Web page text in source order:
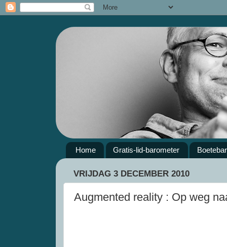
Home Gratis-lid-barometer
VRIJDAG 3 DECEMBER 2010
Augmented reality : Op weg